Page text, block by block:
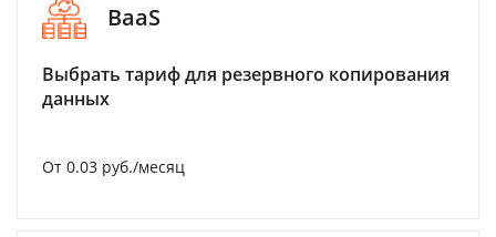
BaaS
Выбрать тариф для резервного копирования
данных
От 0.03 руб./месяц